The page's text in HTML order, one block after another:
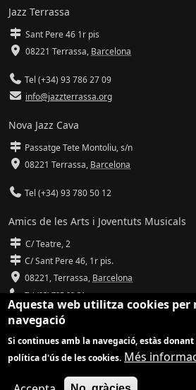
Jazz Terrassa
Sant Pere 46 1r pis
08221 Terrassa, Barcelona
Tel (+34) 93 786 27 09
info@jazzterrassa.org
Nova Jazz Cava
Passatge Tete Montoliu, s/n
08221 Terrassa, Barcelona
Tel (+34) 93 780 50 12
Amics de les Arts i Joventuts Musicals
C/ Teatre, 2
C/ Sant Pere 46, 1r pis.
08221,Terrassa, Barcelona
Tel (93) 785 92 31
info@amicsdelesarts-jjmm.cat
www.amicsdelesarts-jjmm.cat
Adaptació de
Aquesta web utilitza cookies
navegació
Si continues amb la navegació, estàs
política d'ús de les cookies. Més